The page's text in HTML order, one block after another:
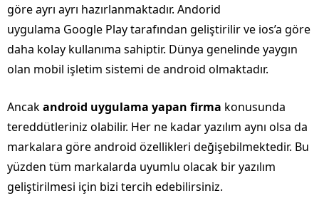
göre ayrı ayrı hazırlanmaktadır. Andorid
uygulama Google Play tarafından geliştirilir ve ios’a göre
daha kolay kullanıma sahiptir. Dünya genelinde yaygın
olan mobil işletim sistemi de android olmaktadır.
Ancakandroid uygulama yapan firma konusunda
tereddütleriniz olabilir. Her ne kadar yazılım aynı olsa da
markalara göre android özellikleri değişebilmektedir. Bu
yüzden tüm markalarda uyumlu olacak bir yazılım
geliştirilmesi için bizi tercih edebilirsiniz.